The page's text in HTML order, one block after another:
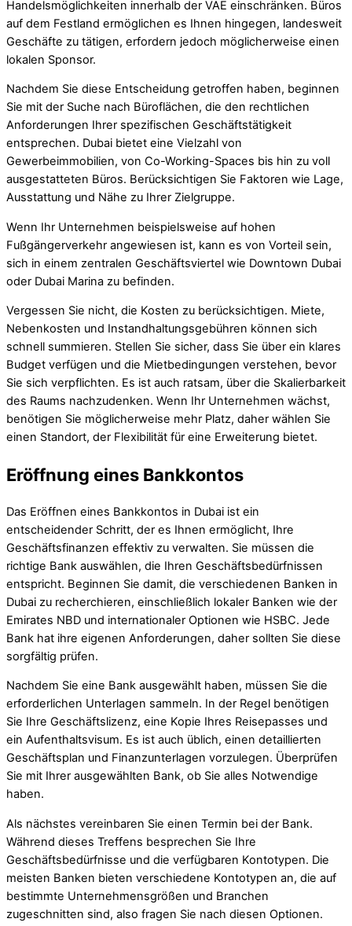
Handelsmöglichkeiten innerhalb der VAE einschränken. Büros
auf dem Festland ermöglichen es Ihnen hingegen, landesweit
Geschäfte zu tätigen, erfordern jedoch möglicherweise einen
lokalen Sponsor.
Nachdem Sie diese Entscheidung getroffen haben, beginnen
Sie mit der Suche nach Büroflächen, die den rechtlichen
Anforderungen Ihrer spezifischen Geschäftstätigkeit
entsprechen. Dubai bietet eine Vielzahl von
Gewerbeimmobilien, von Co-Working-Spaces bis hin zu voll
ausgestatteten Büros. Berücksichtigen Sie Faktoren wie Lage,
Ausstattung und Nähe zu Ihrer Zielgruppe.
Wenn Ihr Unternehmen beispielsweise auf hohen
Fußgängerverkehr angewiesen ist, kann es von Vorteil sein,
sich in einem zentralen Geschäftsviertel wie Downtown Dubai
oder Dubai Marina zu befinden.
Vergessen Sie nicht, die Kosten zu berücksichtigen. Miete,
Nebenkosten und Instandhaltungsgebühren können sich
schnell summieren. Stellen Sie sicher, dass Sie über ein klares
Budget verfügen und die Mietbedingungen verstehen, bevor
Sie sich verpflichten. Es ist auch ratsam, über die Skalierbarkeit
des Raums nachzudenken. Wenn Ihr Unternehmen wächst,
benötigen Sie möglicherweise mehr Platz, daher wählen Sie
einen Standort, der Flexibilität für eine Erweiterung bietet.
Eröffnung eines Bankkontos
Das Eröffnen eines Bankkontos in Dubai ist ein
entscheidender Schritt, der es Ihnen ermöglicht, Ihre
Geschäftsfinanzen effektiv zu verwalten. Sie müssen die
richtige Bank auswählen, die Ihren Geschäftsbedürfnissen
entspricht. Beginnen Sie damit, die verschiedenen Banken in
Dubai zu recherchieren, einschließlich lokaler Banken wie der
Emirates NBD und internationaler Optionen wie HSBC. Jede
Bank hat ihre eigenen Anforderungen, daher sollten Sie diese
sorgfältig prüfen.
Nachdem Sie eine Bank ausgewählt haben, müssen Sie die
erforderlichen Unterlagen sammeln. In der Regel benötigen
Sie Ihre Geschäftslizenz, eine Kopie Ihres Reisepasses und
ein Aufenthaltsvisum. Es ist auch üblich, einen detaillierten
Geschäftsplan und Finanzunterlagen vorzulegen. Überprüfen
Sie mit Ihrer ausgewählten Bank, ob Sie alles Notwendige
haben.
Als nächstes vereinbaren Sie einen Termin bei der Bank.
Während dieses Treffens besprechen Sie Ihre
Geschäftsbedürfnisse und die verfügbaren Kontotypen. Die
meisten Banken bieten verschiedene Kontotypen an, die auf
bestimmte Unternehmensgrößen und Branchen
zugeschnitten sind, also fragen Sie nach diesen Optionen.